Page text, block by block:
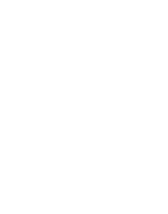
CarPlay si